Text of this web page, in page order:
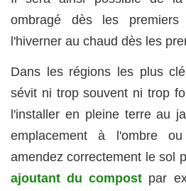
ombragé dès les
l'hiverner au chaud dès les
Dans les régions les plus
sévit ni trop souvent ni trop
l'installer en pleine terre au
emplacement à l'ombre
amendez correctement le sol
ajoutant du compost par